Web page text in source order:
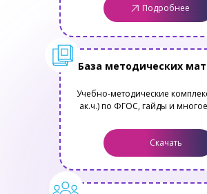
Подробнее
Учебно-методические
ак.ч.) по ФГОС, гайды и
База методических
Скачать